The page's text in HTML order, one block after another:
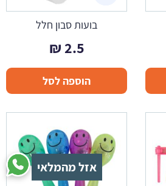
בועות סבון חלל
2.5
₪
הוספה לסל
אזל מהמלאי